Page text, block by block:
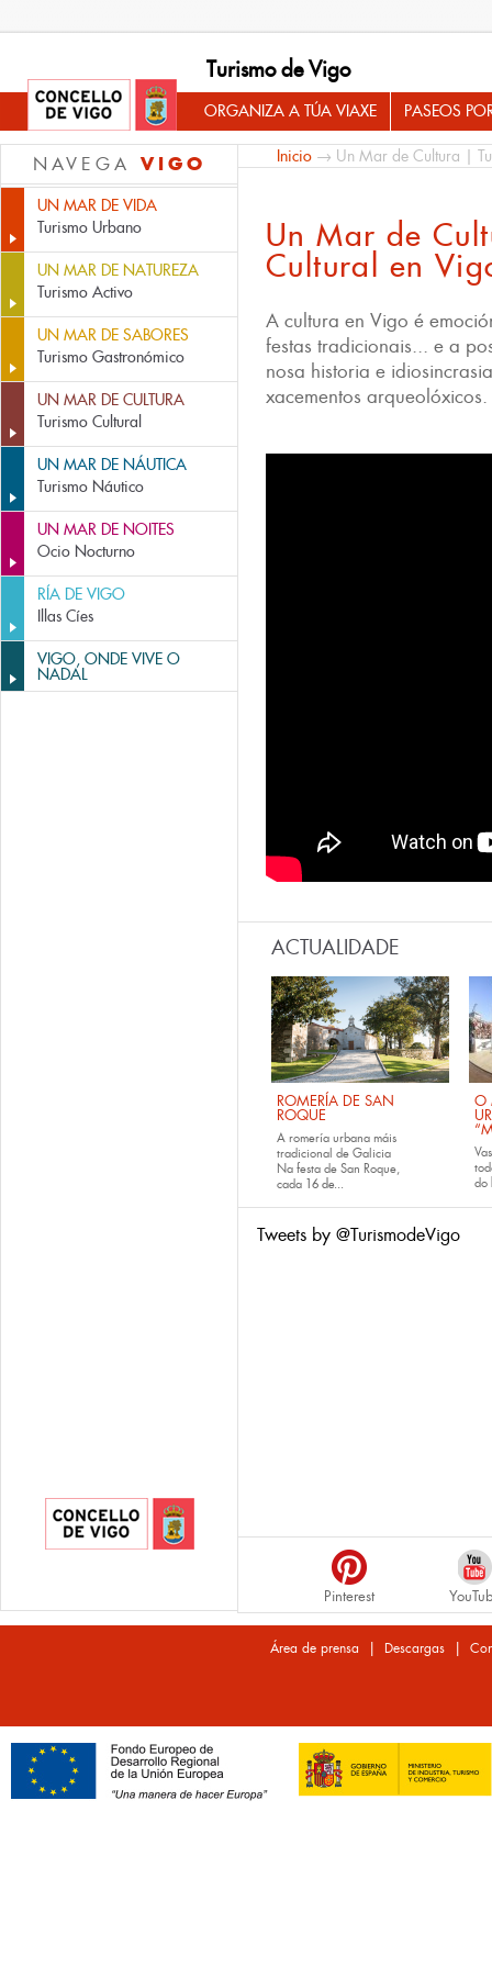
Turismo de Vigo
ORGANIZA A TÚA VIAXE PASEOS
NAVEGA VIGO
UN MAR DE VIDA
Turismo Urbano
UN MAR DE NATUREZA
Turismo Activo
UN MAR DE SABORES
Turismo Gastronómico
UN MAR DE CULTURA
Turismo Cultural
UN MAR DE NÁUTICA
Turismo Náutico
UN MAR DE NOITES
Ocio Nocturno
RÍA DE VIGO
Illas Cíes
VIGO, ONDE VIVE O
NADAL
Inicio → Un Mar de Cultura |
Un Mar de
Cultural en
A cultura en Vigo é
festas tradicionais... e a
nosa historia e
xacementos arqueolóxicos.
ACTUALIDADE
ROMERÍA DE SAN
ROQUE
A romería urbana máis
tradicional de Galicia
Na festa de San Roque,
cada 16 de...
O
do
Tweets by @TurismodeVigo
Pinterest
Área de prensa | Descargas |